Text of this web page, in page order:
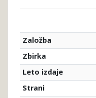
Založba
Zbirka
Leto izdaje
Strani